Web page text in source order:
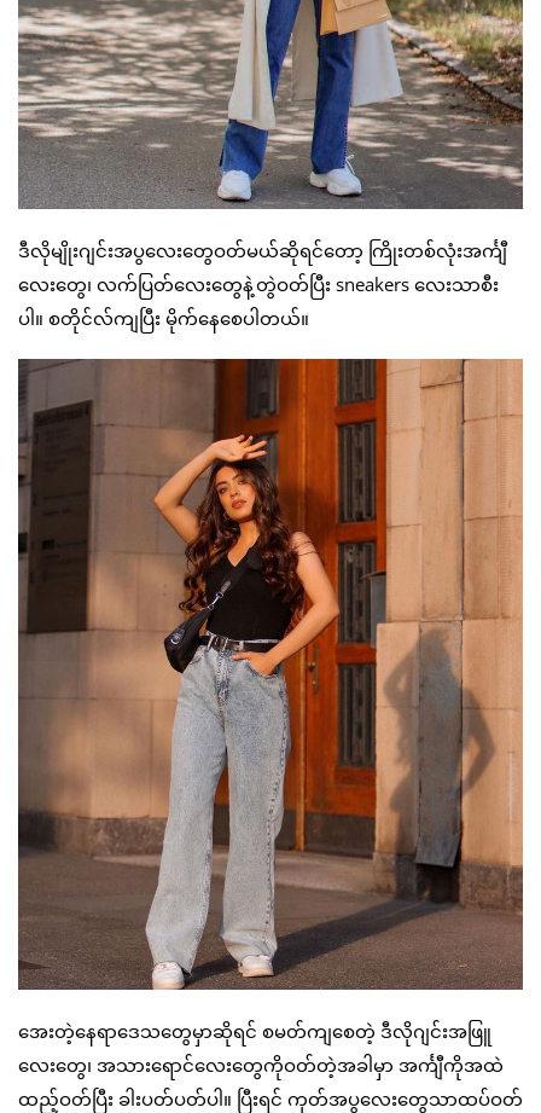
ဒီလိုမျိုးဂျင်းအပွလေးတွေဝတ်မယ်ဆိုရင်တော့ ကြိုးတစ်လုံးအင်္ကျီ
လေးတွေ၊ လက်ပြတ်လေးတွေနဲ့တွဲဝတ်ပြီး sneakers လေးသာစီး
ပါ။ စတိုင်လ်ကျပြီး မိုက်နေစေပါတယ်။
အေးတဲ့နေရာဒေသတွေမှာဆိုရင် စမတ်ကျစေတဲ့ ဒီလိုဂျင်းအဖြူ
လေးတွေ၊ အသားရောင်လေးတွေကိုဝတ်တဲ့အခါမှာ အင်္ကျီကိုအထဲ
ထည့်ဝတ်ပြီး ခါးပတ်ပတ်ပါ။ ပြီးရင် ကုတ်အပွလေးတွေသာထပ်ဝတ်